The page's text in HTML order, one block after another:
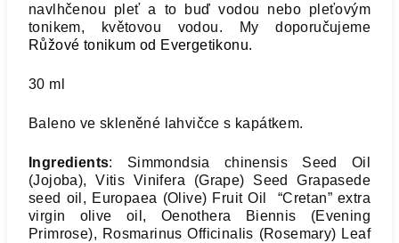
navlhčenou pleť a to buď vodou nebo pleťovým
tonikem, květovou vodou. My doporučujeme
Růžové tonikum od Evergetikonu.
30 ml
Baleno ve skleněné lahvičce s kapátkem.
Ingredients: Simmondsia chinensis Seed Oil
(Jojoba), Vitis Vinifera (Grape) Seed Grapasede
seed oil, Europaea (Olive) Fruit Oil “Cretan” extra
virgin olive oil, Oenothera Biennis (Evening
Primrose), Rosmarinus Officinalis (Rosemary) Leaf